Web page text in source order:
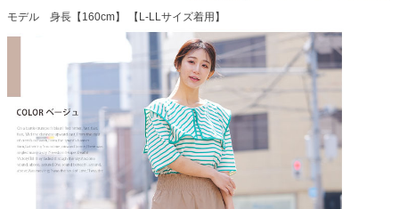
モデル 身長【160cm】 【L-LLサイズ着用】